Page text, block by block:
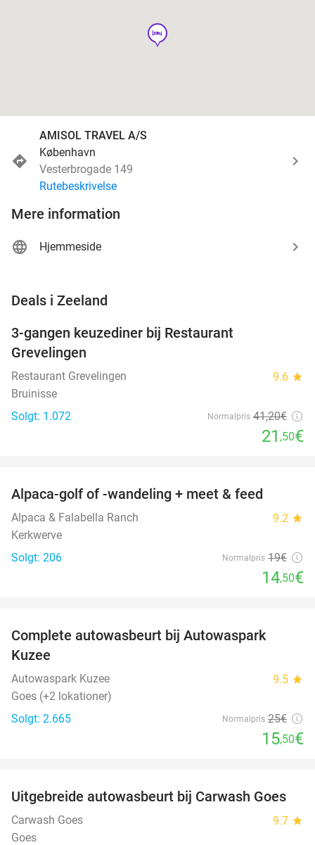
hotel
AMISOL TRAVEL A/S
København
Vesterbrogade 149
Rutebeskrivelse
Mere information
Hjemmeside
Deals i Zeeland
3-gangen keuzediner bij Restaurant
Grevelingen
Restaurant Grevelingen 9.6 star
Bruinisse
Solgt: 1.072
Normalpris 41,20€
21 ,50€
Alpaca-golf of -wandeling + meet & feed
Alpaca & Falabella Ranch 9.2 star
Kerkwerve
Solgt: 206
Normalpris 19€
14,50€
Complete autowasbeurt bij Autowaspark
Kuzee
Autowaspark Kuzee 9.5 star
Goes (+2 lokationer)
Solgt: 2.665
Normalpris 25€
15,50€
36%
Uitgebreide autowasbeurt bij Carwash Goes
Carwash Goes 9.7 star
Goes